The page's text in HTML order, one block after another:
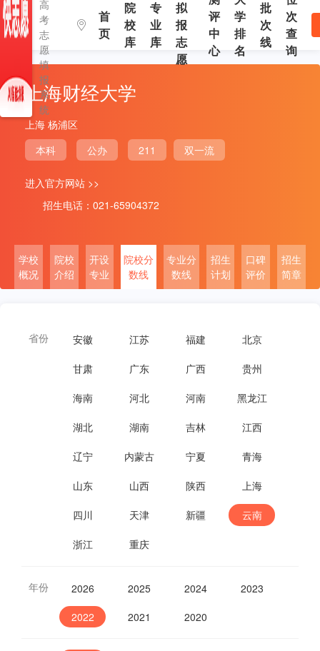
高
考
志
愿
填
报
系
统
首
页
院
校
库
专
业
库
拟
报
志
愿
评
中
心
学
排
名
批
次
线
次
查
询
上海财经大学
上海 杨浦区
本科
公办 211 双一流
进入官方网站 >>
招生电话：021-65904372
学校
概况
院校
介绍
开设
专业
院校分
数线
专业分
数线
招生
计划
口碑
评价
招生
简章
省份 安徽 江苏 福建 北京
甘肃 广东 广西 贵州
海南 河北 河南 黑龙江
湖北 湖南 吉林 江西
辽宁 内蒙古 宁夏 青海
山东 山西 陕西 上海
四川 天津 新疆 云南
浙江 重庆
年份 2026 2025 2024
2023
2022
2021 2020